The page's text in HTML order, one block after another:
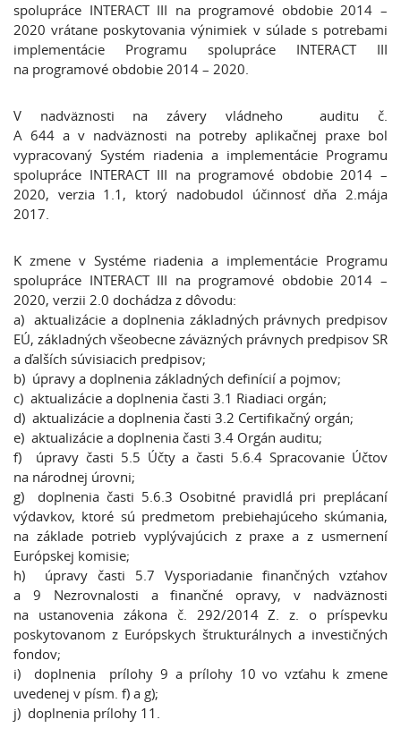
spolupráce INTERACT III na programové obdobie 2014 –
2020 vrátane poskytovania výnimiek v súlade s potrebami
implementácie Programu spolupráce INTERACT III
na programové obdobie 2014 – 2020.
V nadväznosti na závery vládneho auditu č.
A 644 a v nadväznosti na potreby aplikačnej praxe bol
vypracovaný Systém riadenia a implementácie Programu
spolupráce INTERACT III na programové obdobie 2014 –
2020, verzia 1.1, ktorý nadobudol účinnosť dňa 2.mája
2017.
K zmene v Systéme riadenia a implementácie Programu
spolupráce INTERACT III na programové obdobie 2014 –
2020, verzii 2.0 dochádza z dôvodu:
a) aktualizácie a doplnenia základných právnych predpisov
EÚ, základných všeobecne záväzných právnych predpisov SR
a ďalších súvisiacich predpisov;
b) úpravy a doplnenia základných definícií a pojmov;
c) aktualizácie a doplnenia časti 3.1 Riadiaci orgán;
d) aktualizácie a doplnenia časti 3.2 Certifikačný orgán;
e) aktualizácie a doplnenia časti 3.4 Orgán auditu;
f) úpravy časti 5.5 Účty a časti 5.6.4 Spracovanie Účtov
na národnej úrovni;
g) doplnenia časti 5.6.3 Osobitné pravidlá pri preplácaní
výdavkov, ktoré sú predmetom prebiehajúceho skúmania,
na základe potrieb vyplývajúcich z praxe a z usmernení
Európskej komisie;
h) úpravy časti 5.7 Vysporiadanie finančných vzťahov
a 9 Nezrovnalosti a finančné opravy, v nadväznosti
na ustanovenia zákona č. 292/2014 Z. z. o príspevku
poskytovanom z Európskych štrukturálnych a investičných
fondov;
i) doplnenia prílohy 9 a prílohy 10 vo vzťahu k zmene
uvedenej v písm. f) a g);
j) doplnenia prílohy 11.